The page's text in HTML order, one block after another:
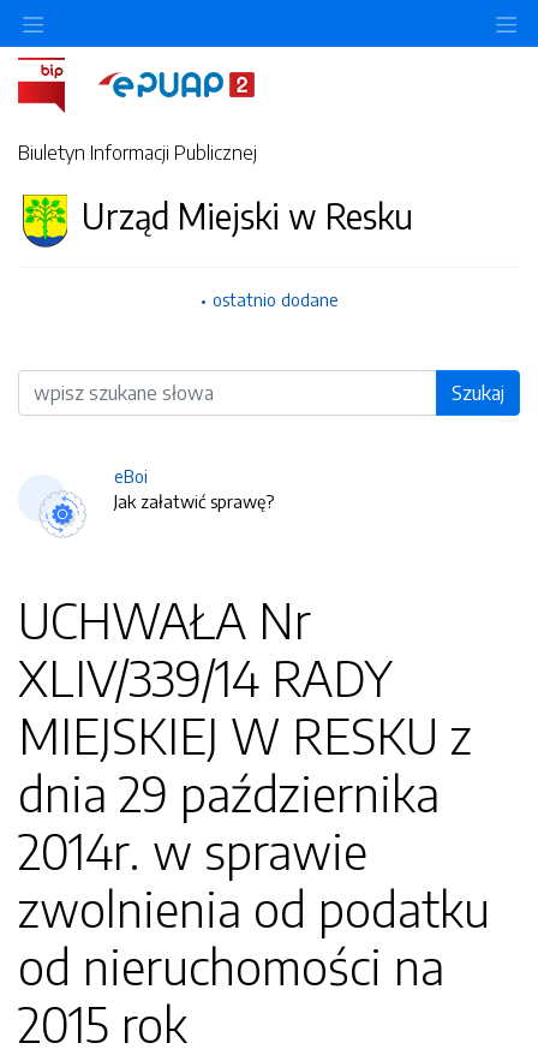
Biuletyn Informacji Publicznej
Urząd Miejski w Resku
ostatnio dodane
Wyszukiwarka Szukaj
eBoi
Jak załatwić sprawę?
UCHWAŁA Nr
XLIV/339/14 RADY
MIEJSKIEJ W RESKU z
dnia 29 października
2014r. w sprawie
zwolnienia od podatku
od nieruchomości na
2015 rok